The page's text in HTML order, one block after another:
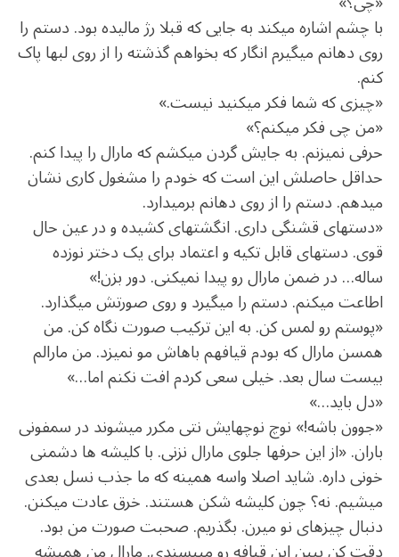
با چشم اشاره می‏کند به جایی که قبلا رژ مالیده بود. دستم را
روی دهانم می‏گیرم انگار که بخواهم گذشته را از روی لب‏ها پاک
کنم.
«چیزی که شما فکر می‏کنید نیست.»
«من چی فکر می‏کنم؟»
حرفی نمی‏زنم. به جایش گردن می‏کشم که مارال را پیدا کنم.
حداقل حاصلش این است که خودم را مشغول کاری نشان
می‏دهم. دستم را از روی دهانم برمی‏دارد.
«دست‏های قشنگی داری. انگشت‏های کشیده و در عین حال
قوی. دست‏های قابل ‏تکیه و اعتماد برای یک دختر نوزده
ساله… در ضمن مارال رو پیدا نمی‏کنی. دور بزن!»
اطاعت می‏کنم. دستم را می‏گیرد و روی صورتش می‏گذارد.
«پوستم رو لمس کن. به این ترکیب صورت نگاه کن. من
هم‏سن مارال که بودم قیافه‏م باهاش مو نمی‏زد. من مارالم
بیست سال بعد. خیلی سعی کردم افت نکنم اما…»
«دل باید…»
«جوون باشه!» نوچ ‏نوچ‏هایش نتی مکرر می‏شوند در سمفونی
باران. «از این حرف‏ها جلوی مارال نزنی. با کلیشه ‏ها دشمنی
خونی داره. شاید اصلا واسه همینه که ما جذب نسل بعدی
می‏شیم. نه؟ چون کلیشه ‏شکن هستند. خرق عادت می‏کنن.
دنبال چیزهای نو می‏رن. بگذریم. صحبت صورت من بود.
S
e
r
c
h
f
o